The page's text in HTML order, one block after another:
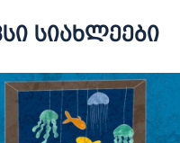
სიახლეები